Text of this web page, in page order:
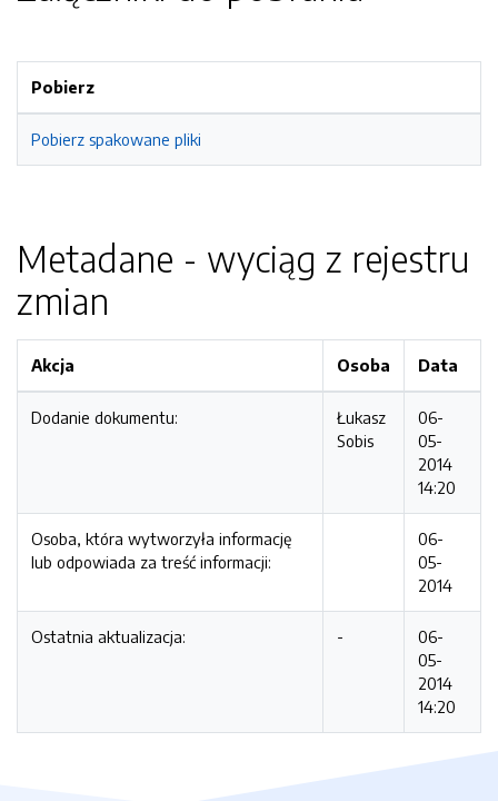
Pobierz
Pobierz spakowane pliki
Metadane - wyciąg z rejestru
zmian
Akcja Osoba Data
Dodanie dokumentu:
Łukasz
Sobis
06-
05-
2014
14:20
Osoba, która wytworzyła informację
lub odpowiada za treść informacji:
06-
05-
2014
Ostatnia aktualizacja: -
06-
05-
2014
14:20